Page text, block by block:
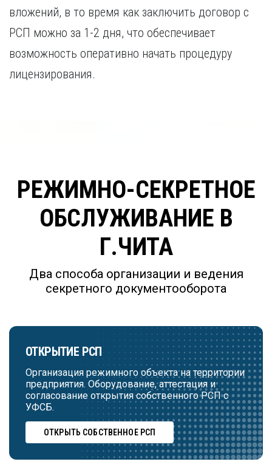
вложений, в то время как заключить договор с
РСП можно за 1-2 дня, что обеспечивает
возможность оперативно начать процедуру
лицензирования.
РЕЖИМНО-СЕКРЕТНОЕ
ОБСЛУЖИВАНИЕ В
Г.ЧИТА
Два способа организации и ведения
секретного документооборота
ОТКРЫТИЕ РСП
Организация режимного объекта на территории
предприятия. Оборудование, аттестация и
согласование открытия собственного РСП с
УФСБ.
ОТКРЫТЬ СОБСТВЕННОЕ РСП